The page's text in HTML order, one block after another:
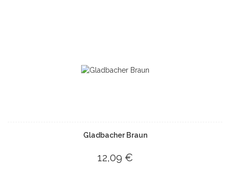
Gladbacher Braun
12,09 €